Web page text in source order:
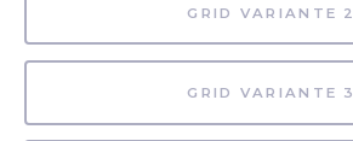
GRID VARIANTE 2
GRID VARIANTE 3